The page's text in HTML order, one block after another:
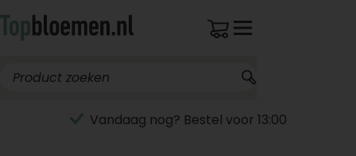
Vandaag nog? Bestel voor 13:00